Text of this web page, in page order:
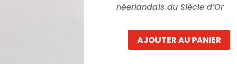
néerlandais du Siècle d’Or
quantité
AJOUTER AU PANIER